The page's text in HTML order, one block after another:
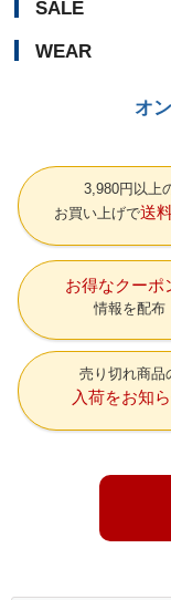
SALE
WEAR
オ
3,980円以上
お買い上げで送
お得なクーポ
情報を配布
売り切れ商品
入荷をお知